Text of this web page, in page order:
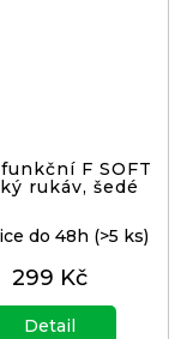
F SOFT
rukáv, šedé
do 48h (>5 ks)
299 Kč
Detail